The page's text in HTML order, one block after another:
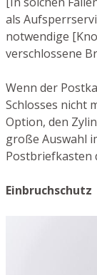
als
notwendige
verschlossene
Wenn der
Schlosses nicht
Option, den
große Auswahl
Postbriefkasten
Einbruchschutz